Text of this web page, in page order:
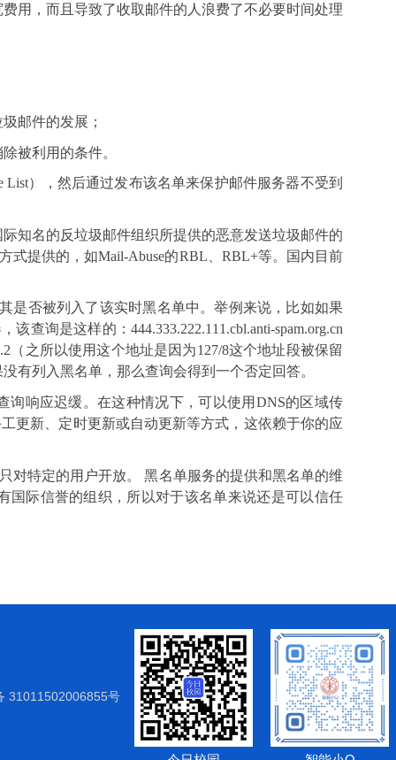
用，而且导致了收取邮件的人浪费了不必要时间处理
邮件的发展；
被利用的条件。
List），然后通过发布该名单来保护邮件服务器不受到
际知名的反垃圾邮件组织所提供的恶意发送垃圾邮件的
方式提供的，如Mail-Abuse的RBL RBL+等。国内目前
是否被列入了该实时黑名单中。举例来说，比如如果
该查询是这样的：444.333.222.111.cbl.anti-spam.org.cn
（之所以使用这个地址是因为127/8这个地址段被保留
有列入黑名单，那么查询会得到一个否定回答。
询响应迟缓。在这种情况下，可以使用 DNS的区域传
更新、定时更新或自动更新等方式，这依赖于你的应
对特定的用户开放。 黑名单服务的提供和黑名单的维
国际信誉的组织，所以对于该名单来说还是可以信任
31011502006855号